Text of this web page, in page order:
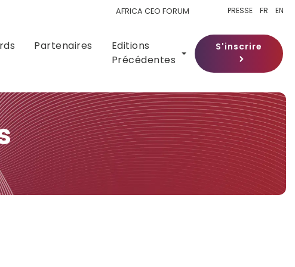
Partenaires
Editions
Précédentes
AFRICA CEO FORUM
S'inscrire
PRESSE FR EN